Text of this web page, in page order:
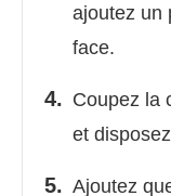
ajoutez un
face.
Coupez la
et
Ajoutez